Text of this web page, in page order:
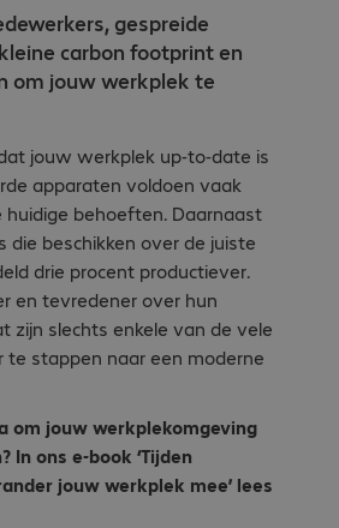
gespreide
carbon footprint en
om jouw werkplek te
jouw werkplek up-to-date is
apparaten voldoen vaak
huidige behoeften. Daarnaast
die beschikken over de juiste
drie procent productiever.
en tevredener over hun
zijn slechts enkele van de vele
te stappen naar een moderne
om jouw werkplekomgeving
In ons e-book ‘Tijden
jouw werkplek mee’ lees